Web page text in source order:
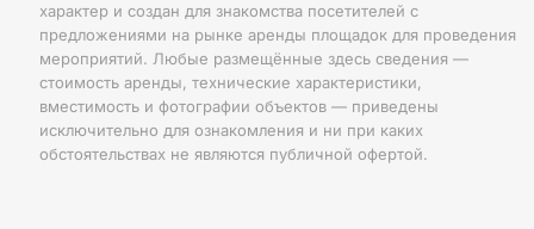
характер и создан для знакомства посетителей с
предложениями на рынке аренды площадок для проведения
мероприятий. Любые размещённые здесь сведения —
стоимость аренды, технические характеристики,
вместимость и фотографии объектов — приведены
исключительно для ознакомления и ни при каких
обстоятельствах не являются публичной офертой.